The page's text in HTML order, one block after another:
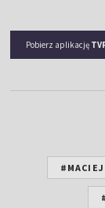
Pobierz aplikację